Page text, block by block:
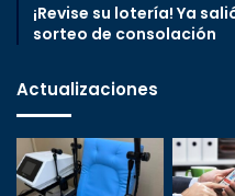
¡Revise su lotería! Ya
sorteo de consolación
Actualizaciones